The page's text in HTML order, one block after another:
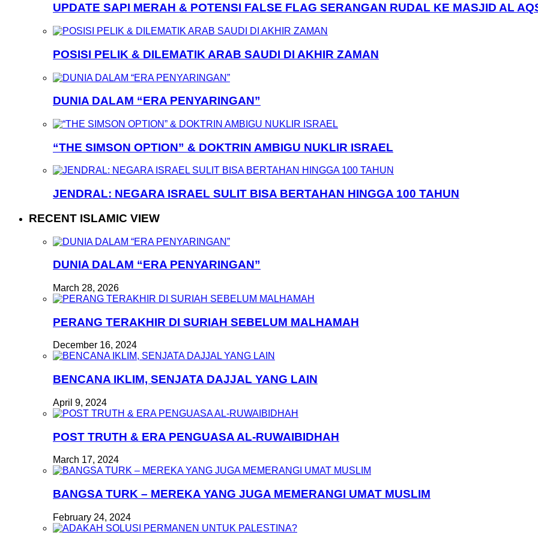
UPDATE SAPI MERAH & POTENSI FALSE FLAG SERANGAN RUDAL KE MASJID AL
POSISI PELIK & DILEMATIK ARAB SAUDI DI AKHIR ZAMAN
DUNIA DALAM “ERA PENYARINGAN”
“THE SIMSON OPTION” & DOKTRIN AMBIGU NUKLIR ISRAEL
JENDRAL: NEGARA ISRAEL SULIT BISA BERTAHAN HINGGA 100 TAHUN
RECENT ISLAMIC VIEW
DUNIA DALAM “ERA PENYARINGAN”
March 28, 2026
PERANG TERAKHIR DI SURIAH SEBELUM MALHAMAH
December 16, 2024
BENCANA IKLIM, SENJATA DAJJAL YANG LAIN
April 9, 2024
POST TRUTH & ERA PENGUASA AL-RUWAIBIDHAH
March 17, 2024
BANGSA TURK – MEREKA YANG JUGA MEMERANGI UMAT MUSLIM
February 24, 2024